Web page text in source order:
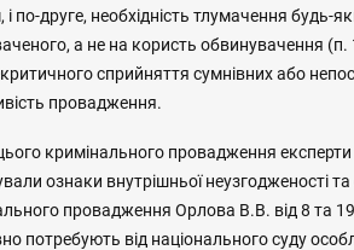
по-друге, необхідність тлумачення будь-
а не на користь обвинувачення (п.
сприйняття сумнівних або
провадження.
кримінального провадження експерти
ознаки внутрішньої неузгодженості
провадження Орлова В.В. від 8 та 19
потребують від національного суду